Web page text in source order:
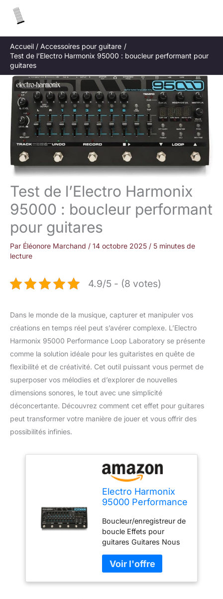
Accueil
Accessoires pour guitare
Test de l’Electro Harmonix 95000 : boucleur performant pour
guitares
Test de l’Electro Harmonix
95000 : boucleur performant
pour guitares
Par Éléonore Marchand / 14 octobre 2025 / 5 minutes de
lecture
4.9/5 - (8 votes)
Dans le monde de la musique, capturer et manipuler vos
créations en temps réel peut s’avérer complexe. L’Electro
Harmonix 95000 Performance Loop Laboratory se présente
comme la solution idéale pour les guitaristes en quête de
flexibilité et de créativité. Cet outil puissant vous permet de
superposer vos mélodies et d’explorer de nouvelles
dimensions sonores, le tout avec une simplicité
déconcertante. Découvrez comment cet effet pour guitares
peut transformer votre manière de jouer et vous offrir des
possibilités infinies.
Electro Harmonix
95000 Performance
Effet pour guitare
Boucleur/enregistreur de
boucle Effets pour
guitares Guitares Nous
combinaison équilibrée
de finitions soignées et
de matériaux
h
e
r
c
h
e
r